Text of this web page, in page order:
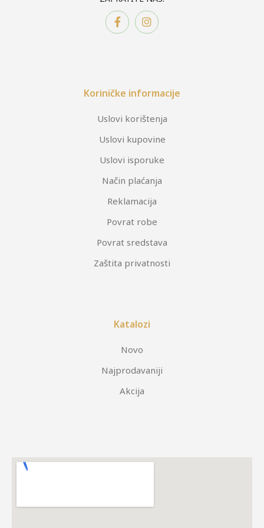
Koriničke informacije
Uslovi korištenja
Uslovi kupovine
Uslovi isporuke
Način plaćanja
Reklamacija
Povrat robe
Povrat sredstava
Zaštita privatnosti
Katalozi
Novo
Najprodavaniji
Akcija